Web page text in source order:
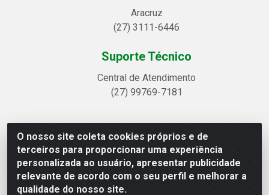
O nosso site coleta cookies próprios e de
terceiros para proporcionar uma experiência
personalizada ao usuário, apresentar publicidade
relevante de acordo com o seu perfil e melhorar a
qualidade do nosso site.
Aracruz
(27) 3111-6446
Suporte Técnico
Central de Atendimento
(27) 99769-7181
Linhavix Distribuidora LTDA - Avenida Alegre, 2521 -
Quadra314 Lote 05 e 07 - Shell, Linhares/ES - CEP
29.901-605 - CNPJ 20.857.514/0001-75